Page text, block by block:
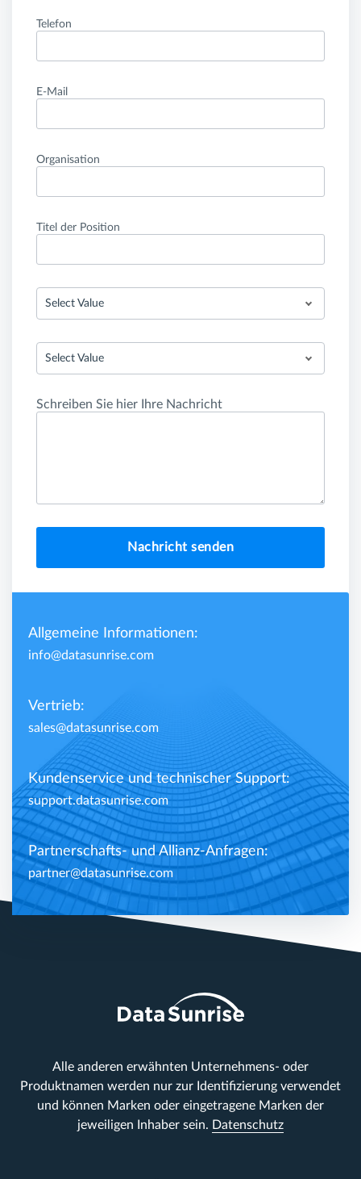
Telefon
E-Mail
Organisation
Titel der Position
Select Value
Select Value
Schreiben Sie hier Ihre Nachricht
Nachricht senden
Allgemeine Informationen:
info@datasunrise.com
Vertrieb:
sales@datasunrise.com
Kundenservice und technischer Support:
support.datasunrise.com
Partnerschafts- und Allianz-Anfragen:
partner@datasunrise.com
Alle anderen erwähnten Unternehmens- oder
Produktnamen werden nur zur Identifizierung verwendet
und können Marken oder eingetragene Marken der
jeweiligen Inhaber sein. Datenschutz